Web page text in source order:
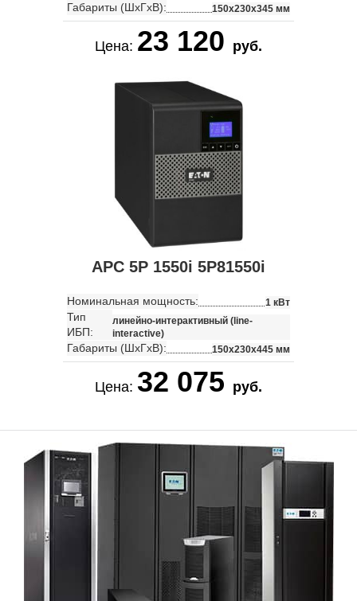
Габариты (ШхГхВ): 150x230x345 мм
Цена: 23 120 руб.
APC 5P 1550i 5P81550i
Номинальная мощность: 1 кВт
Тип
ИБП:
линейно-интерактивный (line-
interactive)
Габариты (ШхГхВ): 150x230x445 мм
Цена: 32 075 руб.